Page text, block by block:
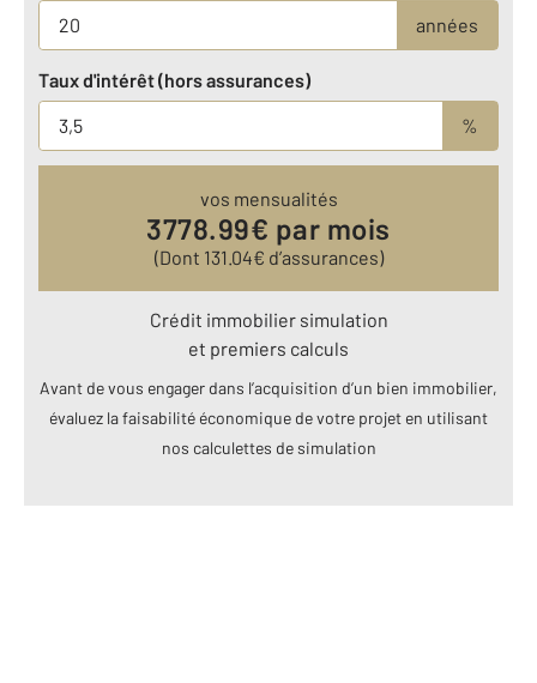
années
Taux d'intérêt (hors assurances)
%
vos mensualités
3778.99€ par mois
(Dont 131.04€ d’assurances)
Crédit immobilier simulation
et premiers calculs
Avant de vous engager dans l’acquisition d’un bien immobilier,
évaluez la faisabilité économique de votre projet en utilisant
nos calculettes de simulation